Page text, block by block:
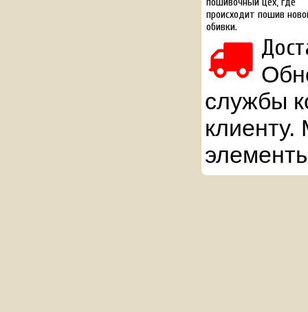
происходит пошив
обивки.
службы
клиенту.